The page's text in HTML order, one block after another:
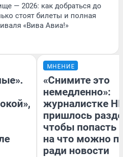
— 2026: как добраться до
стоят билеты и полная
«Вива Авиа!»
МНЕНИЕ
«Снимите это
немедленно»:
журналистке
пришлось
чтобы попасть
на что можно
ради новости